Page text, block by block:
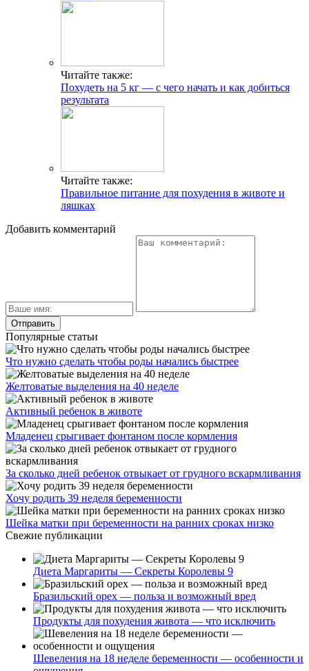
Читайте также:
Похудеть на 5 кг — с чего начать и как добиться
результата
Читайте также:
Правильное питание для похудения в животе и
ляшках
Добавить комментарий
Популярные статьи
Что нужно сделать чтобы роды начались быстрее
Желтоватые выделения на 40 неделе
Активный ребенок в животе
Младенец срыгивает фонтаном после кормления
За сколько дней ребенок отвыкает от грудного вскармливания
Хочу родить 39 неделя беременности
Шейка матки при беременности на ранних сроках низко
Свежие публикации
Диета Маргариты — Секреты Королевы 9
Бразильский орех — польза и возможный вред
Продукты для похудения живота — что исключить
Шевеления на 18 неделе беременности — особенности и